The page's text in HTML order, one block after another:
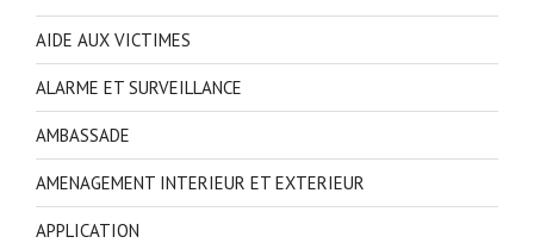
AIDE AUX VICTIMES
ALARME ET SURVEILLANCE
AMBASSADE
AMENAGEMENT INTERIEUR ET EXTERIEUR
APPLICATION